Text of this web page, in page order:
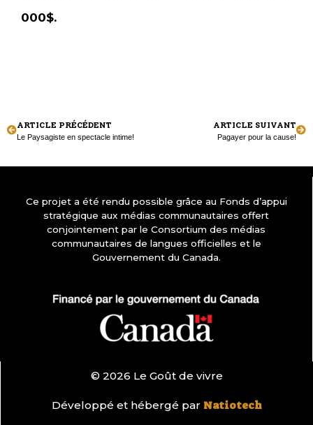
000$.
ARTICLE PRÉCÉDENT
Le Paysagiste en spectacle intime!
ARTICLE SUIVANT
Pagayer pour la cause!
Ce projet a été rendu possible grâce au Fonds d’appui
stratégique aux médias communautaires offert
conjointement par le Consortium des médias
communautaires de langues officielles et le
Gouvernement du Canada.
© 2026 Le Goût de vivre
Développé et hébergé par Natiotech